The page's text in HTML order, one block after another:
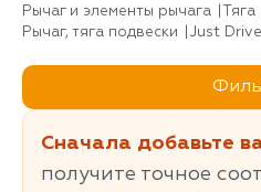
Рычаг и элементы рычага
Рычаг, тяга подвески
Just Drive
Сначала добавьте
получите точное